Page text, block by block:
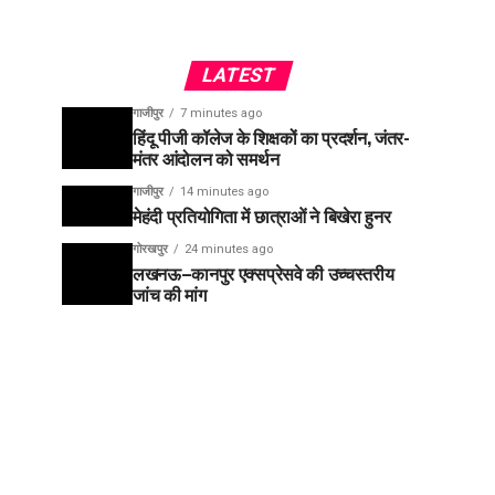
LATEST
गाजीपुर 7 minutes ago
हिंदू पीजी कॉलेज के शिक्षकों का प्रदर्शन, जंतर-
मंतर आंदोलन को समर्थन
गाजीपुर 14 minutes ago
मेहंदी प्रतियोगिता में छात्राओं ने बिखेरा हुनर
गोरखपुर 24 minutes ago
लखनऊ–कानपुर एक्सप्रेसवे की उच्चस्तरीय
जांच की मांग